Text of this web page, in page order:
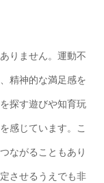
りません。運動不
精神的な満足感を
探す遊びや知育玩
感じています。こ
ながることもあり
させるうえでも非